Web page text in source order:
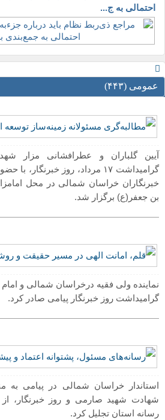
احتمالی به ج...
عمومی (۴۴٣)
آیین گلباران و عطرافشانی مزار
گرامیداشت ۱۷ مرداد، روز
خبرنگاران خراسان شمالی در محل
بن جعفر(ع) برگزار شد.
نماینده ولی فقیه درخراسان شمالی و
گرامیداشت روز خبرنگار پیامی صادر کرد.
شهادت شهید صارمی و روز خبرنگار،
رسانه استان تجلیل کرد.